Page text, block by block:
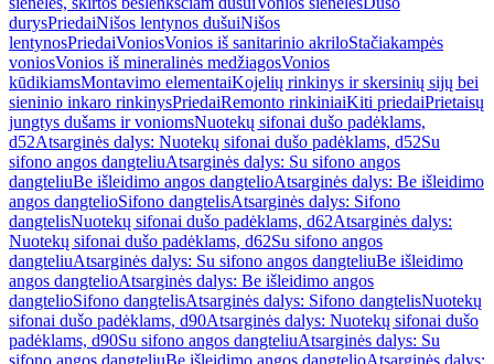
durysPriedaiNišos lentynos dušuiNišos
lentynosPriedaiVoniosVonios iš sanitarinio akriloStačiakampės
voniosVonios iš mineralinės medžiagosVonios
kūdikiamsMontavimo elementaiKojelių rinkinys ir skersinių sijų bei
sieninio inkaro rinkinysPriedaiRemonto rinkiniaiKiti priedaiPrietaisų
jungtys dušams ir voniomsNuotekų sifonai dušo padėklams,
d52Atsarginės dalys: Nuotekų sifonai dušo padėklams, d52Su
sifono angos dangteliuAtsarginės dalys: Su sifono angos
dangteliuBe išleidimo angos dangtelioAtsarginės dalys: Be išleidimo
angos dangtelioSifono dangtelisAtsarginės dalys: Sifono
dangtelisNuotekų sifonai dušo padėklams, d62Atsarginės dalys:
Nuotekų sifonai dušo padėklams, d62Su sifono angos
dangteliuAtsarginės dalys: Su sifono angos dangteliuBe išleidimo
angos dangtelioAtsarginės dalys: Be išleidimo angos
dangtelioSifono dangtelisAtsarginės dalys: Sifono dangtelisNuotekų
sifonai dušo padėklams, d90Atsarginės dalys: Nuotekų sifonai dušo
padėklams, d90Su sifono angos dangteliuAtsarginės dalys: Su
sifono angos dangteliuBe išleidimo angos dangtelioAtsarginės dalys: